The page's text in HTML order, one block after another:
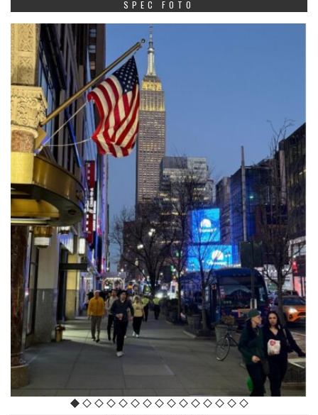
SPEC FOTO